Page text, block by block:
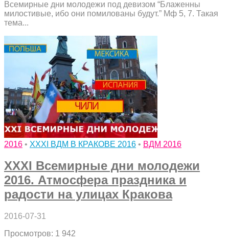
Всемирные дни молодежи под девизом “Блаженны
милостивые, ибо они помилованы будут.” Мф 5, 7. Такая
тема...
2016 • XXXI ВДМ В КРАКОВЕ 2016 • ВДМ 2016
XXXI Всемирные дни молодежи
2016. Атмосфера праздника и
радости на улицах Кракова
2016-07-31
Просмотров: 1 942